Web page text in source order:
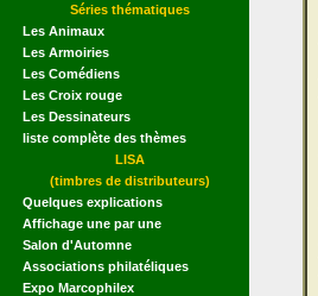
Séries thématiques
Les Animaux
Les Armoiries
Les Comédiens
Les Croix rouge
Les Dessinateurs
liste complète des thèmes
LISA
(timbres de distributeurs)
Quelques explications
Affichage une par une
Salon d'Automne
Associations philatéliques
Expo Marcophilex